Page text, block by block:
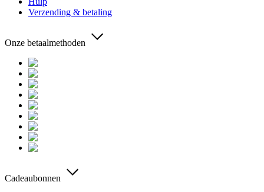
Verzending & betaling
Onze betaalmethoden
Cadeaubonnen